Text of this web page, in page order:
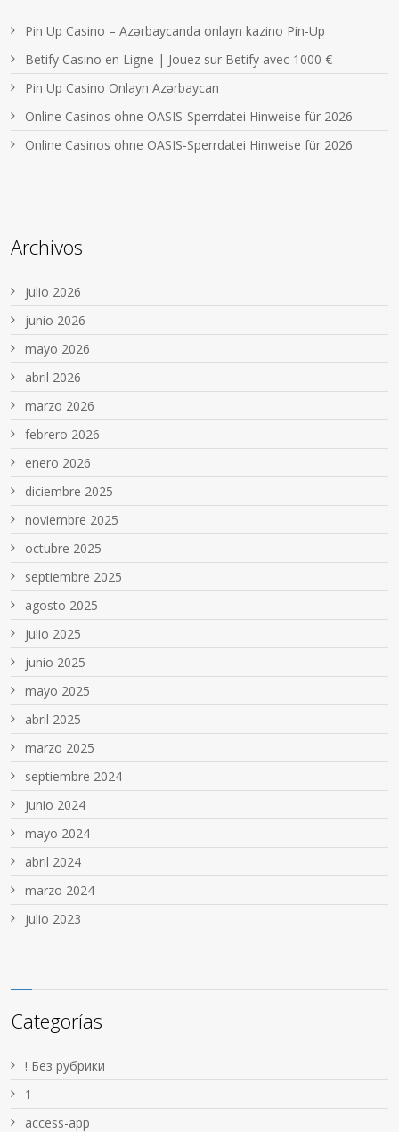
Pin Up Casino – Azərbaycanda onlayn kazino Pin-Up
Betify Casino en Ligne | Jouez sur Betify avec 1000 €
Pin Up Casino Onlayn Azərbaycan
Online Casinos ohne OASIS-Sperrdatei Hinweise für 2026
Online Casinos ohne OASIS-Sperrdatei Hinweise für 2026
Archivos
julio 2026
junio 2026
mayo 2026
abril 2026
marzo 2026
febrero 2026
enero 2026
diciembre 2025
noviembre 2025
octubre 2025
septiembre 2025
agosto 2025
julio 2025
junio 2025
mayo 2025
abril 2025
marzo 2025
septiembre 2024
junio 2024
mayo 2024
abril 2024
marzo 2024
julio 2023
Categorías
! Без рубрики
1
access-app